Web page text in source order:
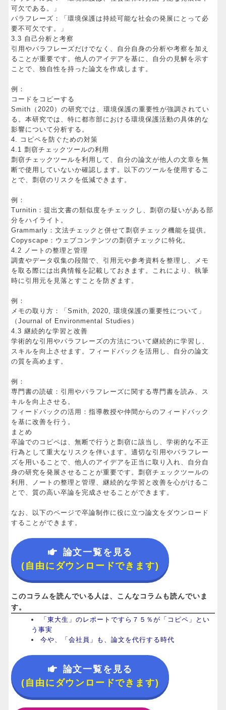
可欠である。」
パラフレーズ：「環境保護は持続可能な社会の発展にとって必
要不可欠です。」
3.3 自己分析と考察
引用やパラフレーズだけでなく、自分自身の分析や考察を加え
ることが重要です。他人のアイデアを基に、自分の見解を示す
ことで、独自性を持った論文を作成します。
例：
コードをコピーする
Smith（2020）の研究では、環境保護の重要性が強調されてい
る。本研究では、特に都市部における環境保護活動の具体的な
影響について分析する。
4. コピペを防ぐための対策
4.1 剽窃チェックツールの利用
剽窃チェックツールを利用して、自分の論文が他人の文章を無
断で使用していないか確認します。以下のツールを使用するこ
とで、剽窃のリスクを低減できます。
例：
Turnitin：提出文書の類似度をチェックし、剽窃の疑いがある部
分をハイライト。
Grammarly：文法チェックと併せて剽窃チェック機能を提供。
Copyscape：ウェブコンテンツの剽窃チェックに特化。
4.2 ノートの整理と管理
調査やデータ収集の段階で、引用元や参考資料を整理し、メモ
を取る際には出典情報を記載しておきます。これにより、執筆
時に引用元を見落とすことを防ぎます。
例：
メモの取り方：「Smith, 2020, 環境保護の重要性について」
（Journal of Environmental Studies）
4.3 継続的な学習と改善
学術的な引用やパラフレーズの方法について継続的に学習し、
スキルを向上させます。フィードバックを活用し、自分の論文
の質を高めます。
例：
専門書の読破：引用やパラフレーズに関する専門書を読み、ス
キルを向上させる。
フィードバックの活用：指導教授や仲間からのフィードバック
を基に改善を行う。
まとめ
卒論でのコピペは、無断で行うと剽窃に該当し、学術的な不正
行為として重大なリスクを伴います。適切な引用やパラフレー
ズを用いることで、他人のアイデアを正当に取り入れ、自分自
身の研究を発展させることが重要です。剽窃チェックツールの
利用、ノートの整理と管理、継続的な学習と改善を心がけるこ
とで、質の高い卒論を完成させることができます。
なお、以下のページで卒論制作に役に立つ論文をダウンロード
することができます。
論文一覧を見る
(自由にダウンロードできます)
このコラムを読んでいる人は、こんなコラムも読んでいま
す。
「東大生」のレポートですら７５％が「コピペ」とい
う事実
今や、「会社員」も、論文を代行する時代
論文一覧を見る
(自由にダウンロードできます)